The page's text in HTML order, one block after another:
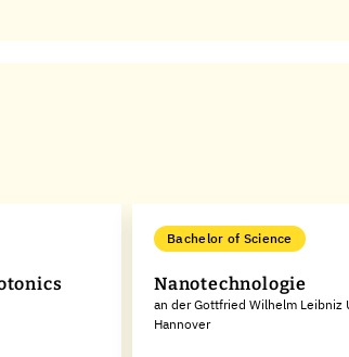
Bachelor of Science
Nanotechnologie
an der Gottfried Wilhelm Leibniz
Hannover